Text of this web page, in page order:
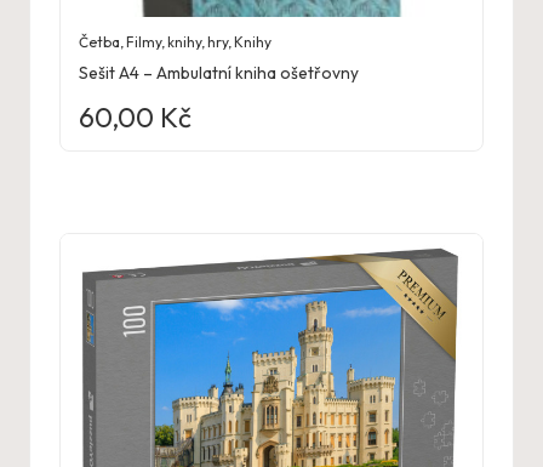
Četba ,Filmy, knihy, hry,Knihy
Sešit A4 – Ambulatní kniha ošetřovny
60,00 Kč